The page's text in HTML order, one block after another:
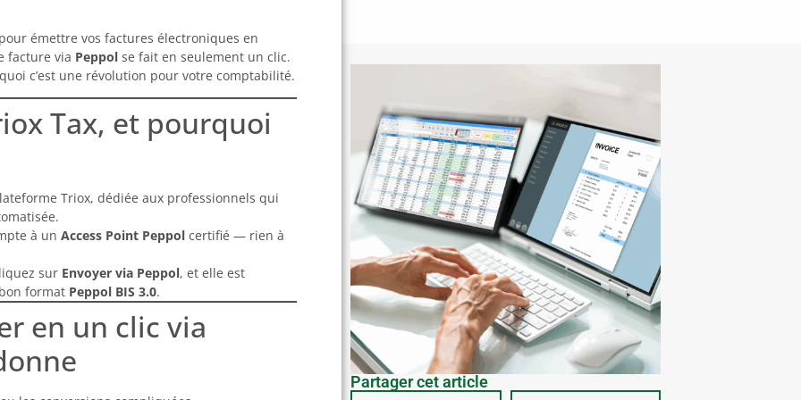
émettre vos factures électroniques en
facture via Peppol se fait en seulement un clic.
c’est une révolution pour votre comptabilité.
Tax, et pourquoi
Triox, dédiée aux professionnels qui
à unAccess Point Peppol certifié — rien à
sur Envoyer via Peppol, et elle est
format Peppol BIS 3.0.
en un clic via
Partager cet article